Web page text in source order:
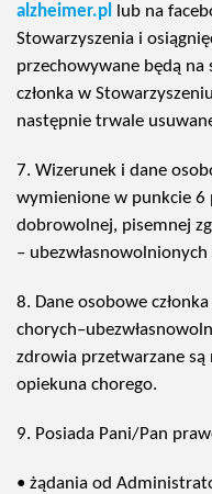
alzheimer.pl
lub na
Stowarzyszenia i
przechowywane będą
członka w
następnie trwale
7. Wizerunek i dane
wymienione w punkcie 6
dobrowolnej, pisemnej
–
8. Dane osobowe
zdrowia przetwarzane są
opiekuna chorego.
9. Posiada Pani/Pan
• żądania od